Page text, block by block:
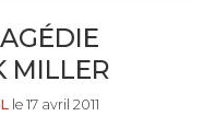
MILLER
le 17 avril 2011